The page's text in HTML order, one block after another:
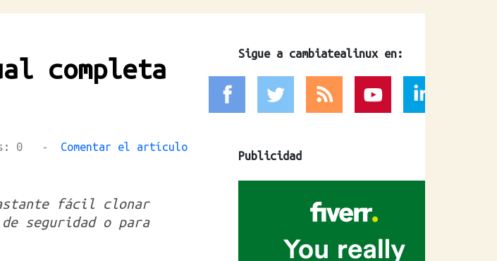
completa
0 - Comentar el artículo
fácil clonar
seguridad o para
Sigue a cambiatealinux en:
Publicidad